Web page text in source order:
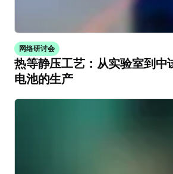
网络研讨会
热等静压工艺：从实验室到中
电池的生产